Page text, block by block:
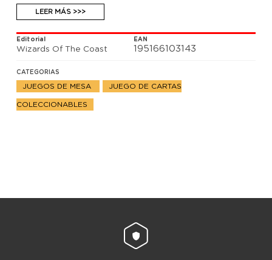
guardacartas
LEER MÁS >>>
Editorial
Wizards Of The Coast
EAN
195166103143
CATEGORIAS
JUEGOS DE MESA JUEGO DE CARTAS
COLECCIONABLES